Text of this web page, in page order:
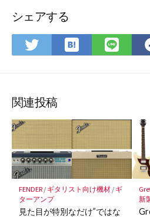
シェアする
Twitter
で
ア
は
て
マ
ー
ク
に
保
存
で
関連投稿
FENDER/ ギタリスト向け機材/ ギ
ターアンプ
見た目が特別なだけ”ではな
新